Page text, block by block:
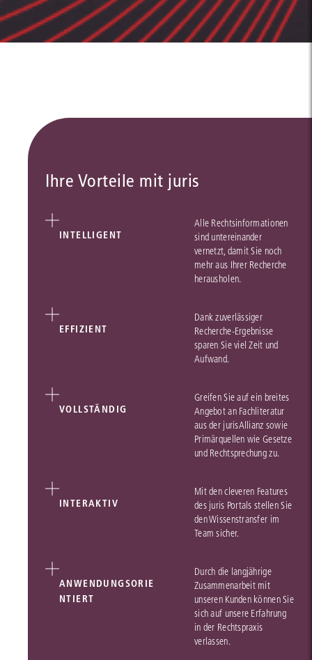
Ihre Vorteile mit juris
INTELLIGENT
Alle Rechtsinformationen
sind untereinander
vernetzt, damit Sie noch
mehr aus Ihrer Recherche
herausholen.
EFFIZIENT
Dank zuverlässiger
Recherche-Ergebnisse
sparen Sie viel Zeit und
Aufwand.
VOLLSTÄNDIG
Greifen Sie auf ein breites
Angebot an Fachliteratur
aus der jurisAllianz sowie
Primärquellen wie Gesetze
und Rechtsprechung zu.
INTERAKTIV
Mit den cleveren Features
des juris Portals stellen Sie
den Wissenstransfer im
Team sicher.
ANWENDUNGSORIE
NTIERT
Durch die langjährige
Zusammenarbeit mit
unseren Kunden können Sie
sich auf unsere Erfahrung
in der Rechtspraxis
verlassen.